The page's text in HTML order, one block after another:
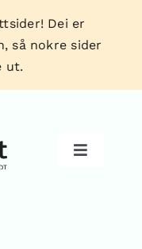
Dei er
så nokre sider
ut.
Toggle